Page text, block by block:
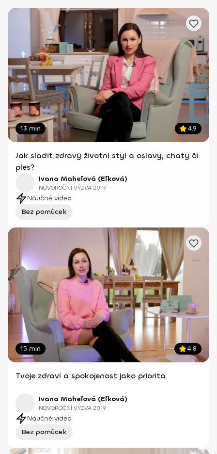
13 min 4.9
Jak sladit zdravý životní styl a oslavy, chaty či
ples?
Ivana Maheľová (Eľková)
NOVOROČNÍ VÝZVA 2019
Náučné video
Bez pomůcek
15 min 4.8
Tvoje zdraví a spokojenost jako priorita
Ivana Maheľová (Eľková)
NOVOROČNÍ VÝZVA 2019
Náučné video
Bez pomůcek